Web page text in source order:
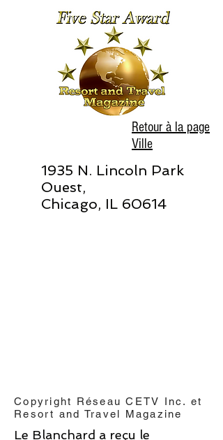
Retour à la page
Ville
1935 N. Lincoln Park
Ouest,
Chicago, IL 60614
Copyright Réseau CETV Inc. et
Resort and Travel Magazine
Le Blanchard a reçu le